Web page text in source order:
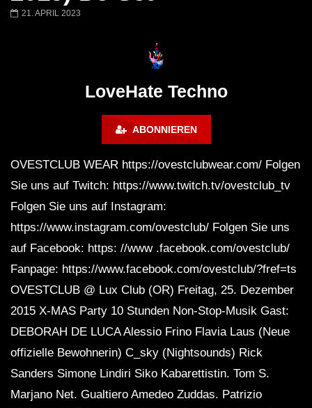
Miss Djax – Cherry Moon –
Lokeren Belgium (1996)
21. APRIL 2023
LoveHate Techno
ABONNIEREN
OVESTCLUB WEAR https://ovestclubwear.com/ Folgen
Sie uns auf Twitch: https://www.twitch.tv/ovestclub_tv
Folgen Sie uns auf Instagram:
https://www.instagram.com/ovestclub/ Folgen Sie uns
auf Facebook: https: //www .facebook.com/ovestclub/
Fanpage: https://www.facebook.com/ovestclub/?fref=ts
OVESTCLUB @ Lux Club (OR) Freitag, 25. Dezember
2015 X-MAS Party 10 Stunden Non-Stop-Musik Gast:
DEBORAH DE LUCA Alessio Frino Flavia Laus (Neue
offizielle Bewohnerin) C_sky (Nightsounds) Rick
Sanders Simone Lindiri Siko Kabarettistin. Tom S.
Marjano Net. Gualtiero Amedeo Zuddas. Patrizio